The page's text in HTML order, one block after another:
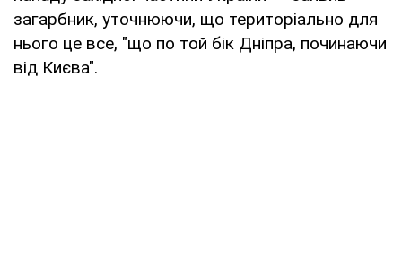
загарбник, уточнюючи, що територіально для
нього це все, "що по той бік Дніпра, починаючи
від Києва".